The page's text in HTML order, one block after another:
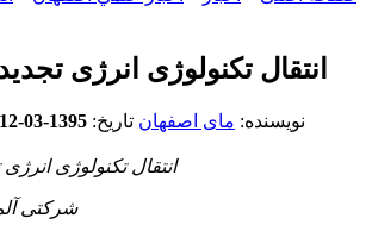
انتقال تکنولوژی انرژی
نویسنده: مای اصفهان تاریخ: 1395-03-12(
شرکتی